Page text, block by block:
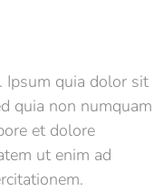
Ipsum quia dolor sit
quia non numquam
et dolore
ut enim ad